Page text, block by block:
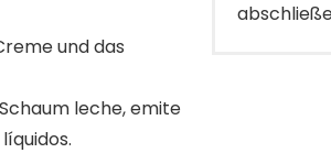
und das
leche, emite